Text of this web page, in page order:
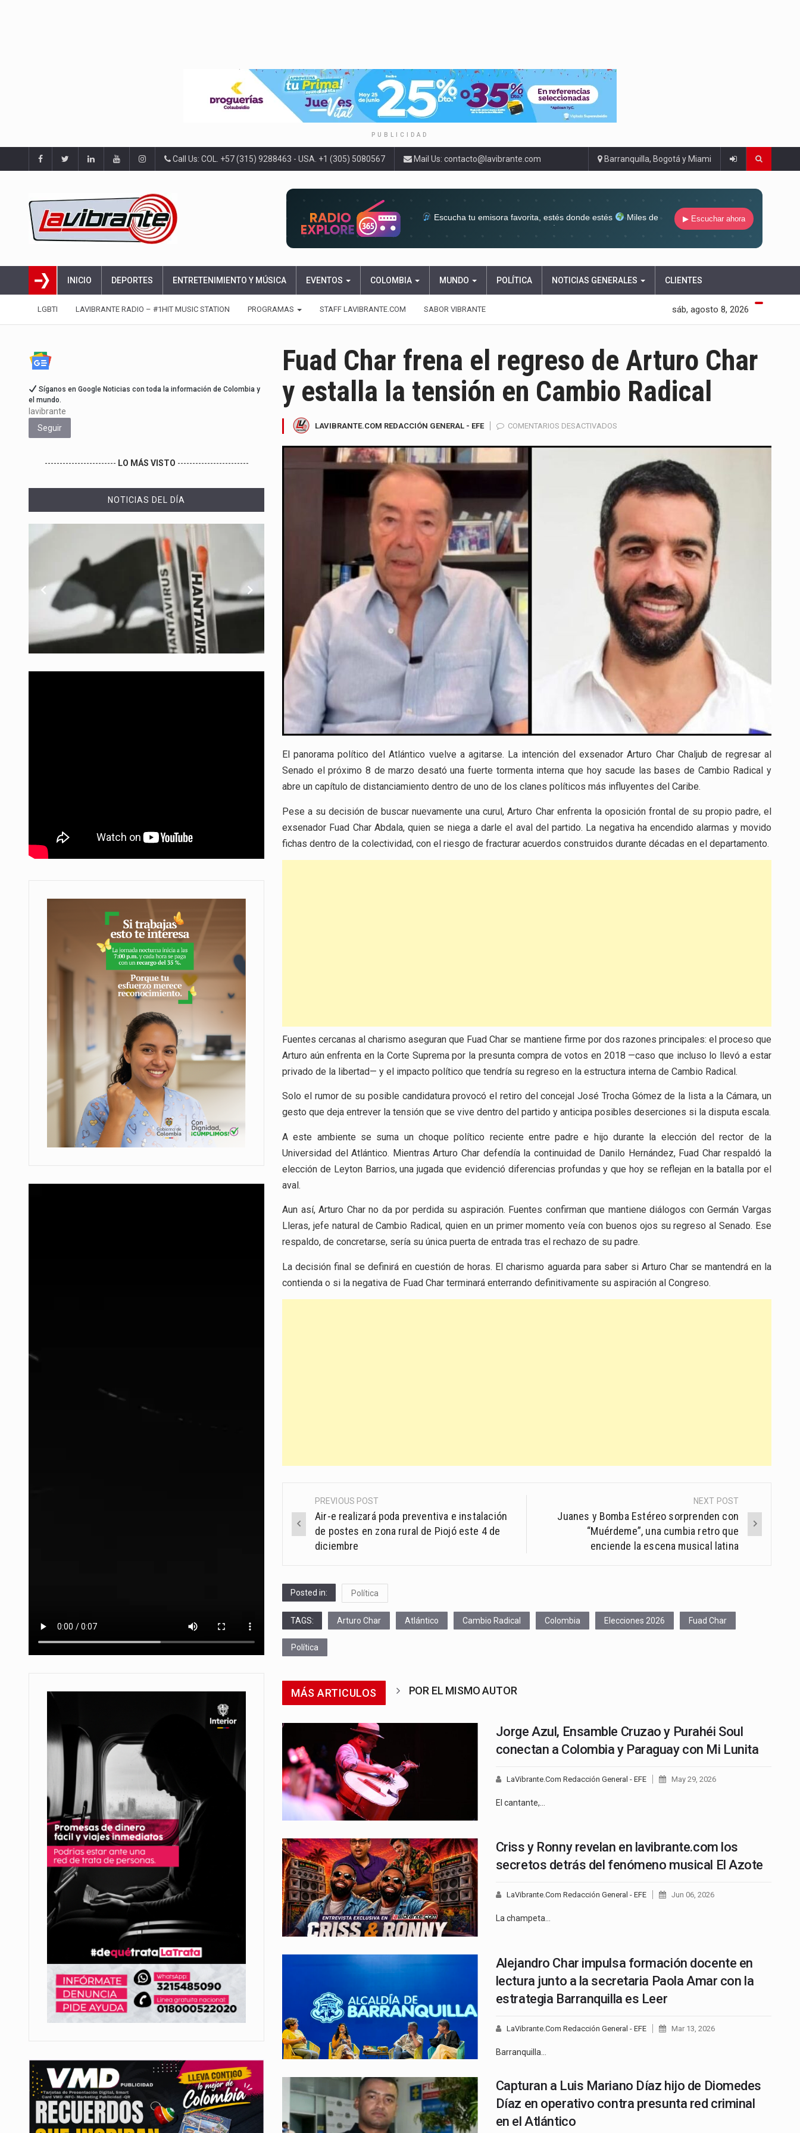
PUBLICIDAD
Call Us: COL. +57 (315) 9288463 - USA. +1 (305) 5080567 Mail Us: contacto@lavibrante.com Barranquilla, Bogotá y Miami
Escucha tu emisora favorita, estés donde estés
Miles de
▶ Escuchar ahora
INICIO DEPORTES ENTRETENIMIENTO Y MÚSICA EVENTOS COLOMBIA MUNDO POLÍTICA NOTICIAS GENERALES CLIENTES
LGBTI LAVIBRANTE RADIO – #1HIT MUSIC STATION PROGRAMAS STAFF LAVIBRANTE.COM SABOR VIBRANTE sáb, agosto 8, 2026
Fuad Char frena el regreso de Arturo Char
y estalla la tensión en Cambio Radical
LAVIBRANTE.COM REDACCIÓN GENERAL - EFE COMENTARIOS DESACTIVADOS
CHAR
EL
REGRESO
DE
CHAR
Y
ESTALLA
LA
TENSIÓN
EN
CAMBIO
RADICAL
El panorama político del Atlántico vuelve a agitarse. La intención del exsenador Arturo Char Chaljub de regresar al
Senado el próximo 8 de marzo desató una fuerte tormenta interna que hoy sacude las bases de Cambio Radical y
abre un capítulo de distanciamiento dentro de uno de los clanes políticos más influyentes del Caribe.
Pese a su decisión de buscar nuevamente una curul, Arturo Char enfrenta la oposición frontal de su propio padre, el
exsenador Fuad Char Abdala, quien se niega a darle el aval del partido. La negativa ha encendido alarmas y movido
fichas dentro de la colectividad, con el riesgo de fracturar acuerdos construidos durante décadas en el departamento.
Fuentes cercanas al charismo aseguran que Fuad Char se mantiene firme por dos razones principales: el proceso que
Arturo aún enfrenta en la Corte Suprema por la presunta compra de votos en 2018 —caso que incluso lo llevó a estar
privado de la libertad— y el impacto político que tendría su regreso en la estructura interna de Cambio Radical.
Solo el rumor de su posible candidatura provocó el retiro del concejal José Trocha Gómez de la lista a la Cámara, un
gesto que deja entrever la tensión que se vive dentro del partido y anticipa posibles deserciones si la disputa escala.
A este ambiente se suma un choque político reciente entre padre e hijo durante la elección del rector de la
Universidad del Atlántico. Mientras Arturo Char defendía la continuidad de Danilo Hernández, Fuad Char respaldó la
elección de Leyton Barrios, una jugada que evidenció diferencias profundas y que hoy se reflejan en la batalla por el
aval.
Aun así, Arturo Char no da por perdida su aspiración. Fuentes confirman que mantiene diálogos con Germán Vargas
Lleras, jefe natural de Cambio Radical, quien en un primer momento veía con buenos ojos su regreso al Senado. Ese
respaldo, de concretarse, sería su única puerta de entrada tras el rechazo de su padre.
La decisión final se definirá en cuestión de horas. El charismo aguarda para saber si Arturo Char se mantendrá en la
contienda o si la negativa de Fuad Char terminará enterrando definitivamente su aspiración al Congreso.
Post
navigation
PREVIOUS POST
Air-e realizará poda preventiva e instalación
de postes en zona rural de Piojó este 4 de
diciembre
NEXT POST
Juanes y Bomba Estéreo sorprenden con
“Muérdeme”, una cumbia retro que
enciende la escena musical latina
Posted in: Política
TAGS: Arturo Char Atlántico Cambio Radical Colombia Elecciones 2026 Fuad Char
Política
MÁS ARTICULOS POR EL MISMO AUTOR
Jorge Azul, Ensamble Cruzao y Purahéi Soul
conectan a Colombia y Paraguay con Mi Lunita
LaVibrante.Com Redacción General - EFE May 29, 2026
El cantante,…
Criss y Ronny revelan en lavibrante.com los
secretos detrás del fenómeno musical El Azote
LaVibrante.Com Redacción General - EFE Jun 06, 2026
La champeta…
Alejandro Char impulsa formación docente en
lectura junto a la secretaria Paola Amar con la
estrategia Barranquilla es Leer
LaVibrante.Com Redacción General - EFE Mar 13, 2026
Barranquilla…
Capturan a Luis Mariano Díaz hijo de Diomedes
Díaz en operativo contra presunta red criminal
en el Atlántico
Síganos en Google Noticias con toda la información de Colombia y
el mundo.
lavibrante
Seguir
------------------------ LO MÁS VISTO ------------------------
NOTICIAS DEL DÍA